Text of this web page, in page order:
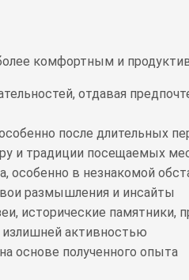
комфортным и
отдавая
после длительных
и традиции посещаемых
особенно в незнакомой
размышления и инсайты
исторические памятники,
излишней активностью
основе полученного опыта